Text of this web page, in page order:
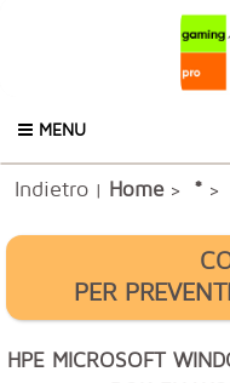
MENU
Indietro | Home> * >
PER
HPE MICROSOFT